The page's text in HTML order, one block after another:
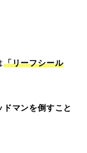
「リーフシール
ドマンを倒すこと